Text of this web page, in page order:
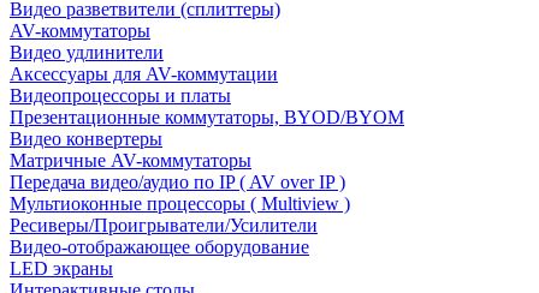
Видео разветвители (сплиттеры)
AV-коммутаторы
Видео удлинители
Аксессуары для AV-коммутации
Видеопроцессоры и платы
Презентационные коммутаторы, BYOD/BYOM
Видео конвертеры
Матричные AV-коммутаторы
Передача видео/аудио по IP ( AV over IP )
Мультиоконные процессоры ( Multiview )
Ресиверы/Проигрыватели/Усилители
Видео-отображающее оборудование
LED экраны